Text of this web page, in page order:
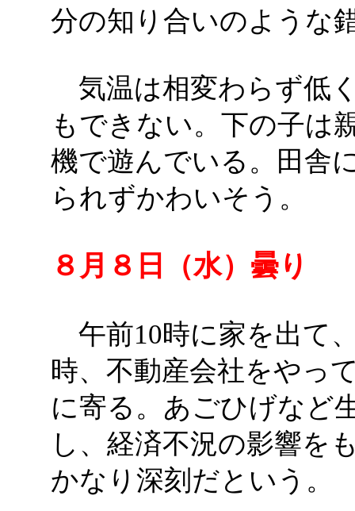
分の知り合いのような
気温は相変わらず低
もできない。下の子は
機で遊んでいる。田舎
られずかわいそう。
８月８日（水）曇り
午前10時に家を出て
時、不動産会社をやっ
に寄る。あごひげなど
し、経済不況の影響を
かなり深刻だという。